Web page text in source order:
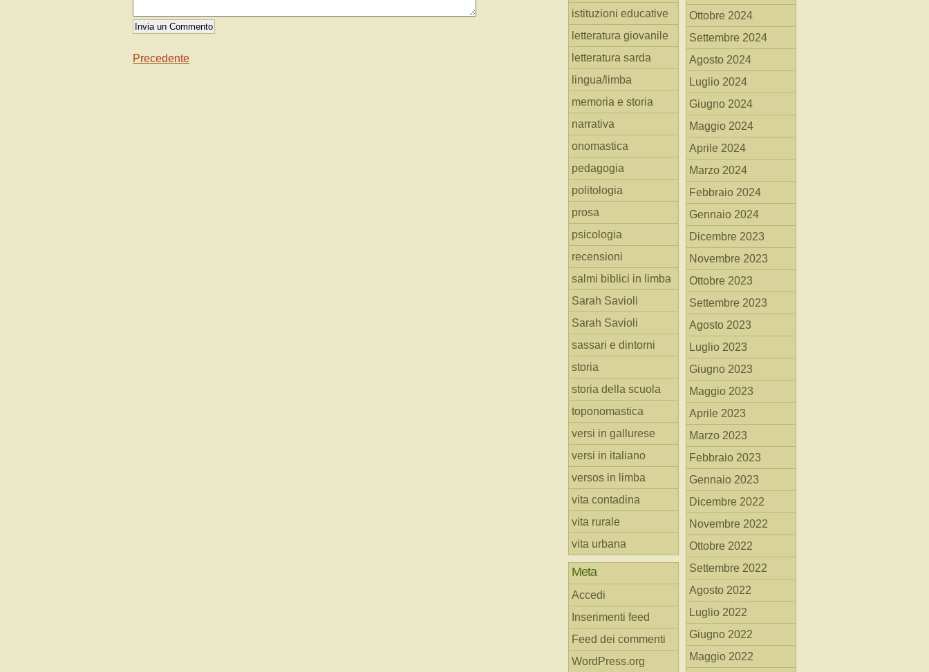
Precedente
istituzioni educative
letteratura giovanile
letteratura sarda
lingua/limba
memoria e storia
narrativa
onomastica
pedagogia
politologia
prosa
psicologia
recensioni
salmi biblici in limba
Sarah Savioli
Sarah Savioli
sassari e dintorni
storia
storia della scuola
toponomastica
versi in gallurese
versi in italiano
versos in limba
vita contadina
vita rurale
vita urbana
Meta
Accedi
Inserimenti feed
Feed dei commenti
WordPress.org
Ottobre 2024
Settembre 2024
Agosto 2024
Luglio 2024
Giugno 2024
Maggio 2024
Aprile 2024
Marzo 2024
Febbraio 2024
Gennaio 2024
Dicembre 2023
Novembre 2023
Ottobre 2023
Settembre 2023
Agosto 2023
Luglio 2023
Giugno 2023
Maggio 2023
Aprile 2023
Marzo 2023
Febbraio 2023
Gennaio 2023
Dicembre 2022
Novembre 2022
Ottobre 2022
Settembre 2022
Agosto 2022
Luglio 2022
Giugno 2022
Maggio 2022